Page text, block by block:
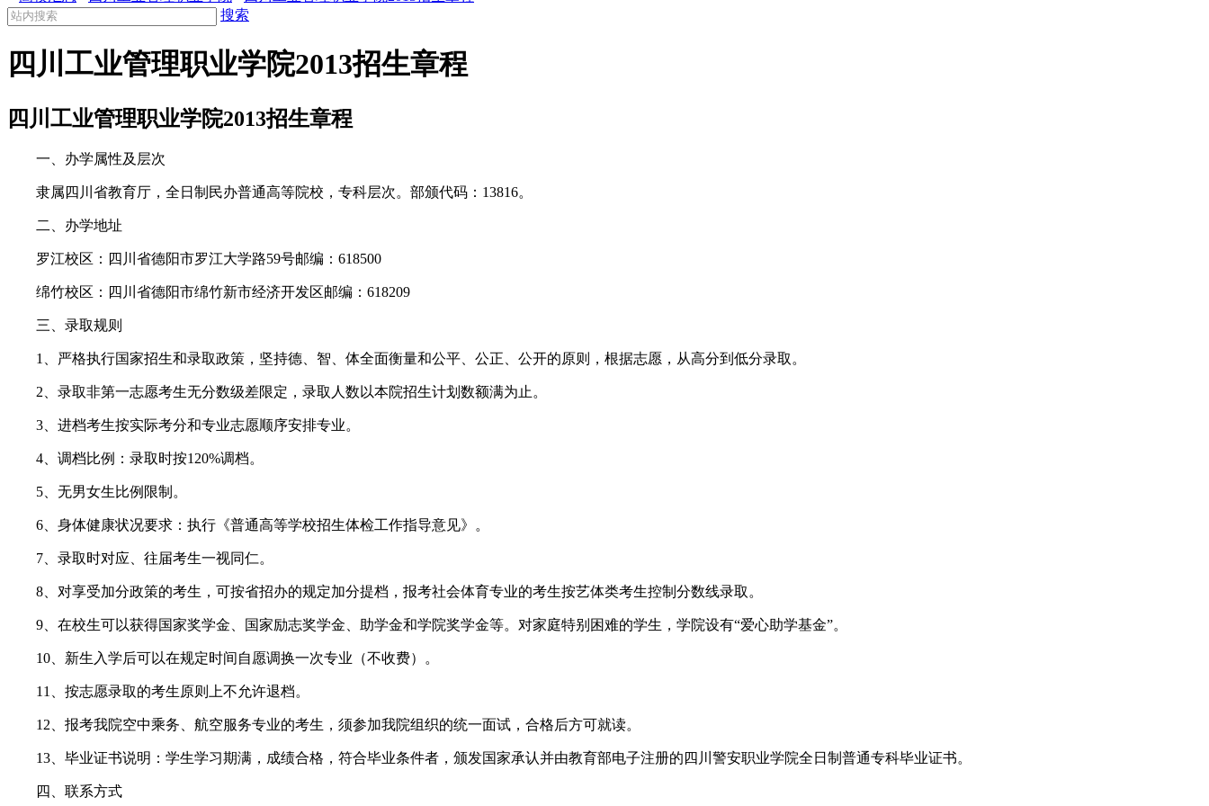
搜索
四川工业管理职业学院2013招生章程
四川工业管理职业学院2013招生章程
一、办学属性及层次
隶属四川省教育厅，全日制民办普通高等院校，专科层次。部颁代码：13816。
二、办学地址
罗江校区：四川省德阳市罗江大学路59号邮编：618500
绵竹校区：四川省德阳市绵竹新市经济开发区邮编：618209
三、录取规则
1、严格执行国家招生和录取政策，坚持德、智、体全面衡量和公平、公正、公开的原则，根据志愿，从高分到低分录取。
2、录取非第一志愿考生无分数级差限定，录取人数以本院招生计划数额满为止。
3、进档考生按实际考分和专业志愿顺序安排专业。
4、调档比例：录取时按120%调档。
5、无男女生比例限制。
6、身体健康状况要求：执行《普通高等学校招生体检工作指导意见》。
7、录取时对应、往届考生一视同仁。
8、对享受加分政策的考生，可按省招办的规定加分提档，报考社会体育专业的考生按艺体类考生控制分数线录取。
9、在校生可以获得国家奖学金、国家励志奖学金、助学金和学院奖学金等。对家庭特别困难的学生，学院设有“爱心助学基金”。
10、新生入学后可以在规定时间自愿调换一次专业（不收费）。
11、按志愿录取的考生原则上不允许退档。
12、报考我院空中乘务、航空服务专业的考生，须参加我院组织的统一面试，合格后方可就读。
13、毕业证书说明：学生学习期满，成绩合格，符合毕业条件者，颁发国家承认并由教育部电子注册的四川警安职业学院全日制普通专科毕业证书。
四、联系方式